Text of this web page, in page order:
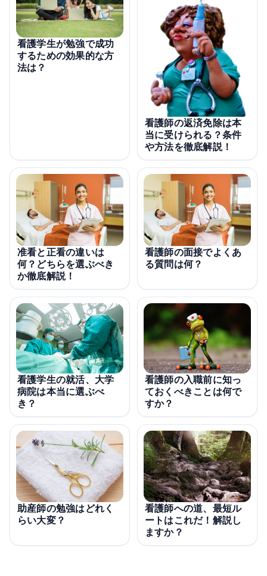
看護学生が勉強で成功
するための効果的な方
法は？
看護師の返済免除は本
当に受けられる？条件
や方法を徹底解説！
准看と正看の違いは
何？どちらを選ぶべき
か徹底解説！
看護師の面接でよくあ
る質問は何？
看護学生の就活、大学
病院は本当に選ぶべ
き？
看護師の入職前に知っ
ておくべきことは何で
すか？
助産師の勉強はどれく
らい大変？
看護師への道、最短ル
ートはこれだ！解説し
ますか？